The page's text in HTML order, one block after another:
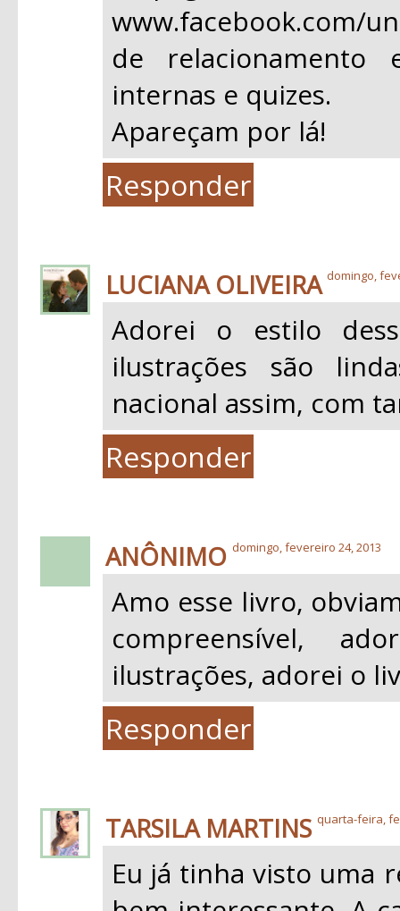
www.facebook.com/
de relacionamento
internas e quizes.
Apareçam por lá!
Responder
LUCIANA OLIVEIRA domingo,
Adorei o estilo
ilustrações são
nacional assim, com
Responder
ANÔNIMO domingo, fevereiro 24, 2013
Amo esse livro,
compreensível,
ilustrações, adorei o
Responder
TARSILA MARTINS quarta-feira,
Eu já tinha visto uma